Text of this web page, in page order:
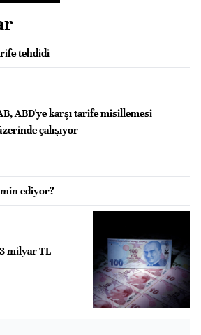
tehdidi
ABD'ye karşı tarife misillemesi
çalışıyor
ediyor?
milyar TL